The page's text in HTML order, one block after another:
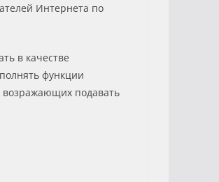
Интернета по
в качестве
функции
возражающих подавать